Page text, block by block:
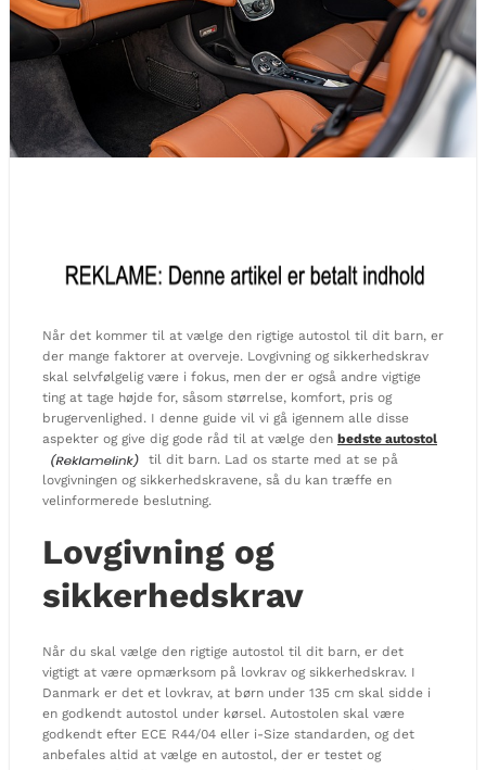
Når det kommer til at vælge den rigtige autostol til dit barn, er
der mange faktorer at overveje. Lovgivning og sikkerhedskrav
skal selvfølgelig være i fokus, men der er også andre vigtige
ting at tage højde for, såsom størrelse, komfort, pris og
brugervenlighed. I denne guide vil vi gå igennem alle disse
aspekter og give dig gode råd til at vælge den bedste autostol
til dit barn. Lad os starte med at se på
lovgivningen og sikkerhedskravene, så du kan træffe en
velinformerede beslutning.
Lovgivning og
sikkerhedskrav
Når du skal vælge den rigtige autostol til dit barn, er det
vigtigt at være opmærksom på lovkrav og sikkerhedskrav. I
Danmark er det et lovkrav, at børn under 135 cm skal sidde i
en godkendt autostol under kørsel. Autostolen skal være
godkendt efter ECE R44/04 eller i-Size standarden, og det
anbefales altid at vælge en autostol, der er testet og